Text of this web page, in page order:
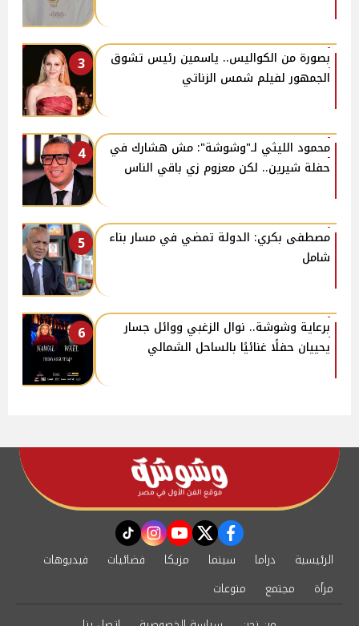
3
بصورة من الكواليس.. ياسمين رئيس تشوق
الجمهور لفيلم شمس الزناتي
4
محمود الليثي لـ"وشوشة": مش هشارك في
حفلة شيرين.. لكن معزوم زي باقي الناس
5
مصطفى بكري: الدولة تمضي في مسار بناء
شامل
6
برعاية وشوشة.. نوال الزغبي ووائل جسار
يحييان حفلًا غنائيًا بالساحل الشمالي
facebook
twitter
youtube
instagram
tiktok
الرئيسية دراما سينما مزيكا فضائيات
فيديوهات
مرأة
مجتمع
منوعات